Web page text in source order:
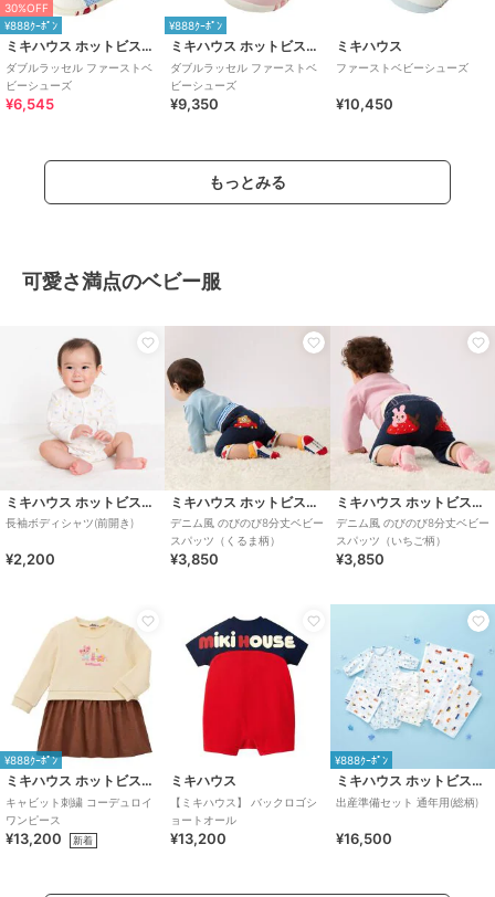
30%OFF
¥888ｸｰﾎﾟﾝ
ミキハウス ホットビスケッツ
ダブルラッセル ファーストベ
ビーシューズ
¥6,545
¥888ｸｰﾎﾟﾝ
ミキハウス ホットビスケッツ
ダブルラッセル ファーストベ
ビーシューズ
¥9,350
ミキハウス
ファーストベビーシューズ
¥10,450
もっとみる
可愛さ満点のベビー服
ミキハウス ホットビスケッツ
長袖ボディシャツ(前開き)
¥2,200
ミキハウス ホットビスケッツ
デニム風 のびのび8分丈ベビー
スパッツ（くるま柄）
¥3,850
ミキハウス ホットビスケッツ
デニム風 のびのび8分丈ベビー
スパッツ（いちご柄）
¥3,850
¥888ｸｰﾎﾟﾝ
ミキハウス ホットビスケッツ
キャビット刺繍 コーデュロイ
ワンピース
¥13,200 新着
ミキハウス
【ミキハウス】 バックロゴシ
ョートオール
¥13,200
¥888ｸｰﾎﾟﾝ
ミキハウス ホットビスケッツ
出産準備セット 通年用(総柄)
¥16,500